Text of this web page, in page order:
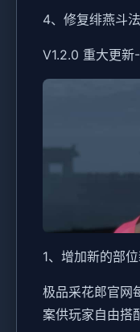
4、修复绯燕斗
V1.2.0 重大更新
1、增加新的部
极品采花郎官网
案供玩家自由搭